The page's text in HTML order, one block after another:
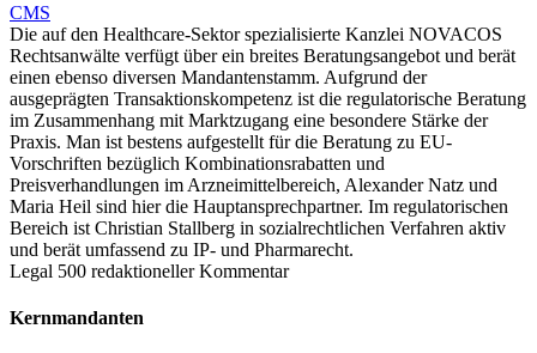
CMS
Die auf den Healthcare-Sektor spezialisierte Kanzlei NOVACOS
Rechtsanwälte verfügt über ein breites Beratungsangebot und berät
einen ebenso diversen Mandantenstamm. Aufgrund der
ausgeprägten Transaktionskompetenz ist die regulatorische Beratung
im Zusammenhang mit Marktzugang eine besondere Stärke der
Praxis. Man ist bestens aufgestellt für die Beratung zu EU-
Vorschriften bezüglich Kombinationsrabatten und
Preisverhandlungen im Arzneimittelbereich, Alexander Natz und
Maria Heil sind hier die Hauptansprechpartner. Im regulatorischen
Bereich ist Christian Stallberg in sozialrechtlichen Verfahren aktiv
und berät umfassend zu IP- und Pharmarecht.
Legal 500 redaktioneller Kommentar
Kernmandanten